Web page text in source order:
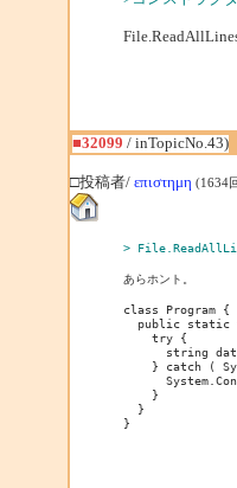
■32099 / inTopicNo.43)
□投稿者/ επιστημη (1634
>
あらホント。
class Program {
public static
    try {
string
} catch (
    }
  }